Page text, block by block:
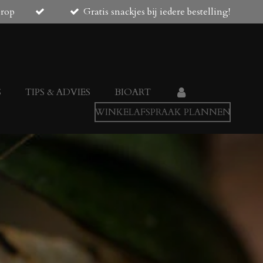
Gratis snackjes bij iedere bestelling!
TIPS & ADVIES
BIOART
WINKELAFSPRAAK PLANNEN